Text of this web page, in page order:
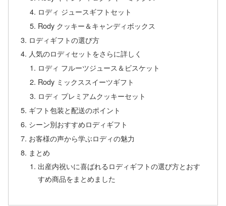
ロディ ジュースギフトセット
Rody クッキー＆キャンディボックス
ロディギフトの選び方
人気のロディセットをさらに詳しく
ロディ フルーツジュース＆ビスケット
Rody ミックススイーツギフト
ロディ プレミアムクッキーセット
ギフト包装と配送のポイント
シーン別おすすめロディギフト
お客様の声から学ぶロディの魅力
まとめ
出産内祝いに喜ばれるロディギフトの選び方とおす
すめ商品をまとめました